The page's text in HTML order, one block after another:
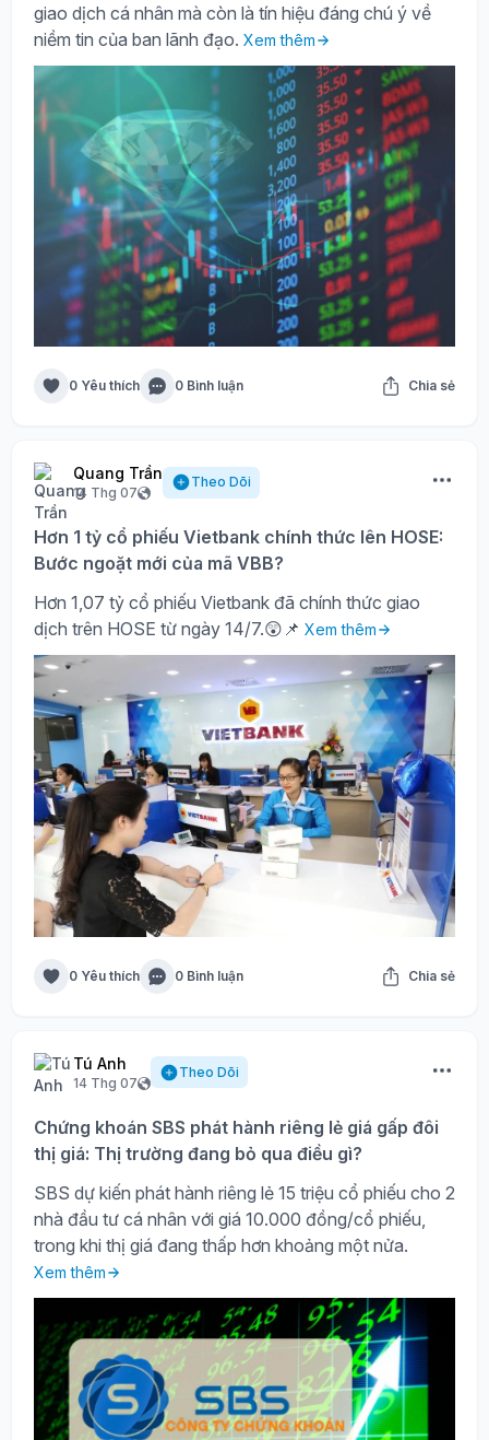
giao dịch cá nhân mà còn là tín hiệu đáng chú ý về
niềm tin của ban lãnh đạo. Xem thêm
0 Yêu thích 0 Bình luận Chia sẻ
Quang Trần
14 Thg 07
Theo Dõi
Hơn 1 tỷ cổ phiếu Vietbank chính thức lên HOSE:
Bước ngoặt mới của mã VBB?
Hơn 1,07 tỷ cổ phiếu Vietbank đã chính thức giao
dịch trên HOSE từ ngày 14/7.😲📌 Xem thêm
0 Yêu thích 0 Bình luận Chia sẻ
Tú Anh
14 Thg 07
Theo Dõi
Chứng khoán SBS phát hành riêng lẻ giá gấp đôi
thị giá: Thị trường đang bỏ qua điều gì?
SBS dự kiến phát hành riêng lẻ 15 triệu cổ phiếu cho 2
nhà đầu tư cá nhân với giá 10.000 đồng/cổ phiếu,
trong khi thị giá đang thấp hơn khoảng một nửa.
Xem thêm